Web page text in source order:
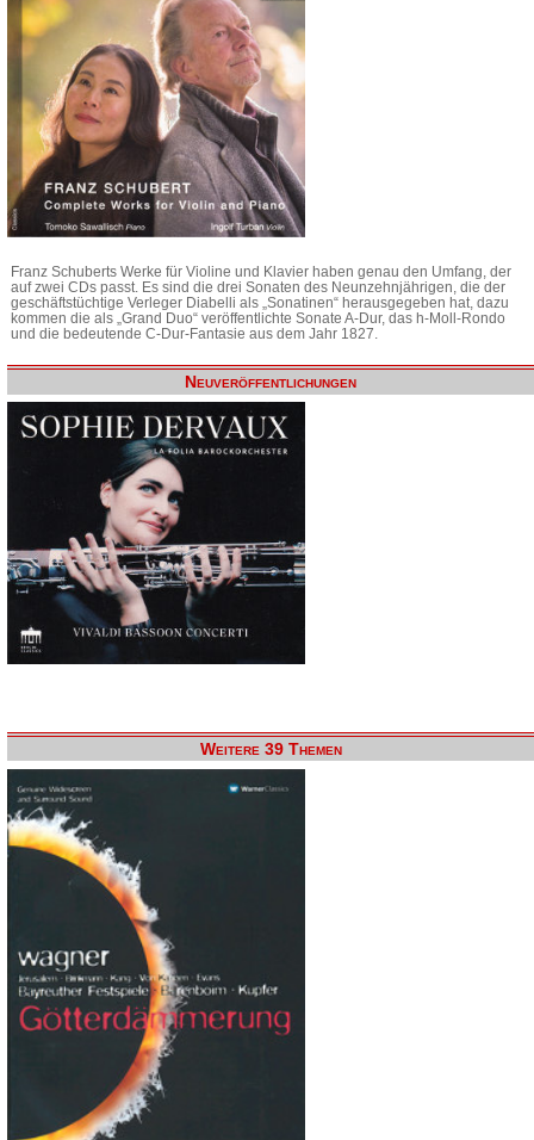
Franz Schuberts Werke für Violine und Klavier haben genau den Umfang, der
auf zwei CDs passt. Es sind die drei Sonaten des Neunzehnjährigen, die der
geschäftstüchtige Verleger Diabelli als „Sonatinen“ herausgegeben hat, dazu
kommen die als „Grand Duo“ veröffentlichte Sonate A-Dur, das h-Moll-Rondo
und die bedeutende C-Dur-Fantasie aus dem Jahr 1827.
Neuveröffentlichungen
Weitere 39 Themen